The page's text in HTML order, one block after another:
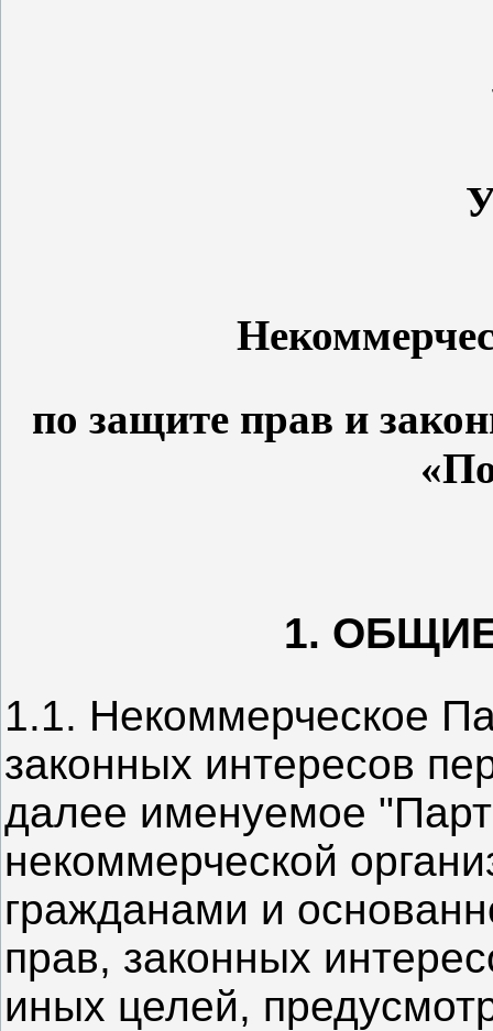
по защите прав и
1.
1.1. Некоммерческое
законных интересов
далее именуемое
некоммерческой
гражданами и
прав, законных
иных целей,